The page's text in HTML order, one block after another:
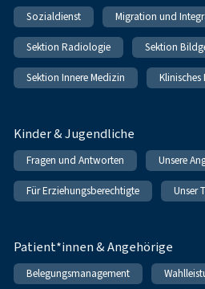
Sozialdienst Migration und
Sektion Radiologie Sektion
Sektion Innere Medizin
Kinder & Jugendliche
Fragen und Antworten Unsere
Für Erziehungsberechtigte Unser
Patient*innen & Angehörige
Belegungsmanagement